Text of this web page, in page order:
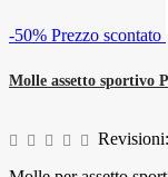
-50% Prezzo scontato
Molle assetto sportivo
Revisioni: